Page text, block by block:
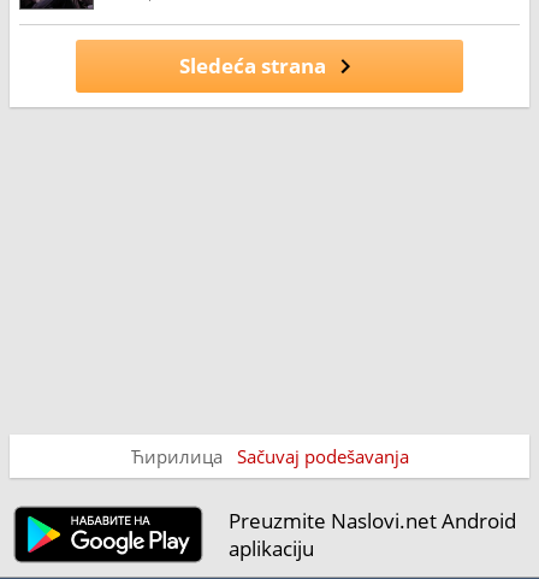
Sledeća strana
Ћирилица Sačuvaj podešavanja
Preuzmite Naslovi.net Android
aplikaciju